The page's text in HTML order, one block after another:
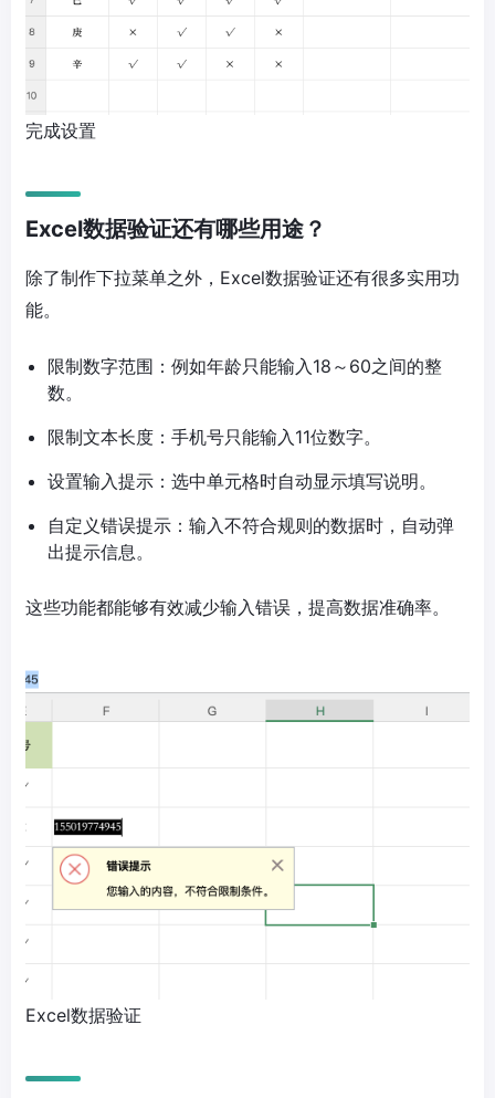
完成设置
Excel数据验证还有哪些用途？
除了制作下拉菜单之外，Excel数据验证还有很多实用功
能。
限制数字范围：例如年龄只能输入18～60之间的整
数。
限制文本长度：手机号只能输入11位数字。
设置输入提示：选中单元格时自动显示填写说明。
自定义错误提示：输入不符合规则的数据时，自动弹
出提示信息。
这些功能都能够有效减少输入错误，提高数据准确率。
Excel数据验证